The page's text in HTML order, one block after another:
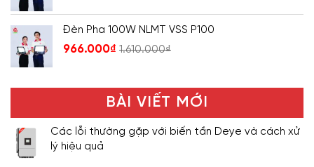
Đèn Pha 100W NLMT VSS P100
966.000₫ 1.610.000₫
BÀI VIẾT MỚI
Các lỗi thường gặp với biến tần Deye và cách xử
lý hiệu quả